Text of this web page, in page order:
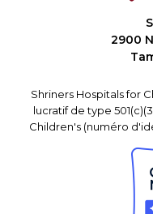
2900
Shriners Hospitals for
lucratif de type
Children's (numéro